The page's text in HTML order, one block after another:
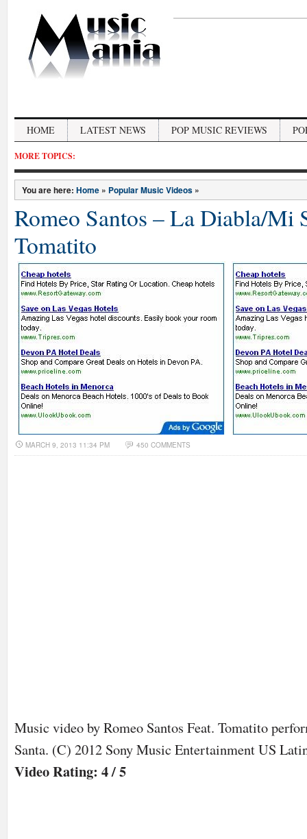
HOME LATEST NEWS POP MUSIC REVIEWS
MORE TOPICS:
You are here: Home » Popular Music Videos »
Romeo Santos – La Diabla/Mi
Tomatito
MARCH 9, 2013 11:34 PM 450 COMMENTS
Music video by Romeo Santos Feat. Tomatito
Santa. (C) 2012 Sony Music Entertainment US
Video Rating: 4 / 5